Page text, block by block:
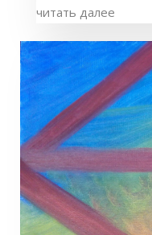
читать далее